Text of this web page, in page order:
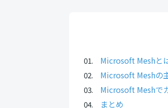
Microsoft Meshと
Microsoft Meshの
Microsoft Meshで
まとめ